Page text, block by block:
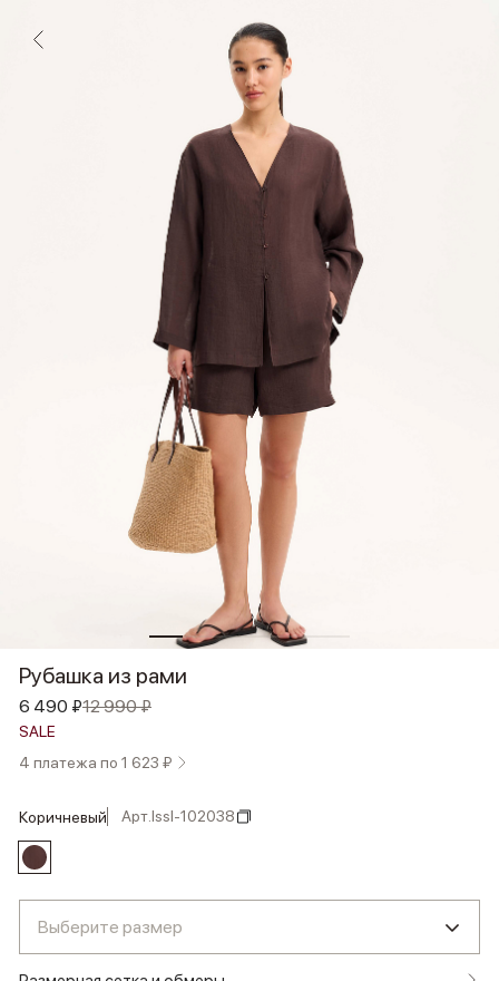
Рубашка из рами
6 490 ₽12 990 ₽
SALE
4 платежа по 1 623 ₽
коричневый Арт.lssl-102038
Выберите размер